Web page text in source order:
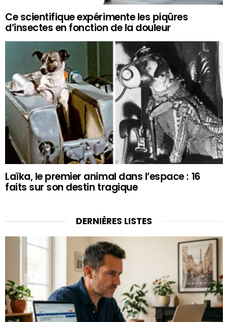
Ce scientifique expérimente les piqûres
d’insectes en fonction de la douleur
Laïka, le premier animal dans l’espace : 16
faits sur son destin tragique
DERNIÈRES LISTES